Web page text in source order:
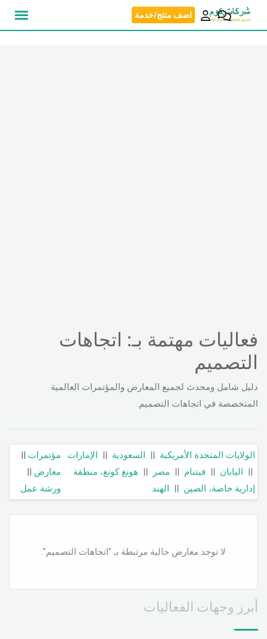
انتقل
اضف منتج/خدمة
فعاليات مهتمة بـ: اتجاهات
التصميم
دليل شامل ومحدث لجميع المعارض والمؤتمرات العالمية
المتخصصة في اتجاهات التصميم.
الولايات المتحدة الأمريكية || السعودية || الإمارات
|| اليابان || فيتنام || مصر || هونغ كونغ، منطقة
إدارية خاصة، الصين || الهند
مؤتمرات ||
معارض ||
ورشة عمل
لا توجد معارض حالية مرتبطة بـ "اتجاهات التصميم".
أبرز وجهات الفعاليات